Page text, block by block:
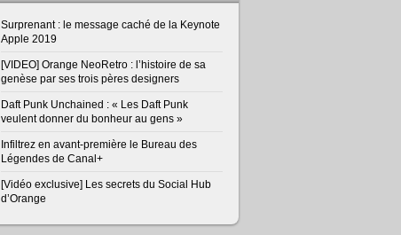
Surprenant : le message caché de la Keynote
Apple 2019
[VIDEO] Orange NeoRetro : l’histoire de sa
genèse par ses trois pères designers
Daft Punk Unchained : « Les Daft Punk
veulent donner du bonheur au gens »
Infiltrez en avant-première le Bureau des
Légendes de Canal+
[Vidéo exclusive] Les secrets du Social Hub
d’Orange